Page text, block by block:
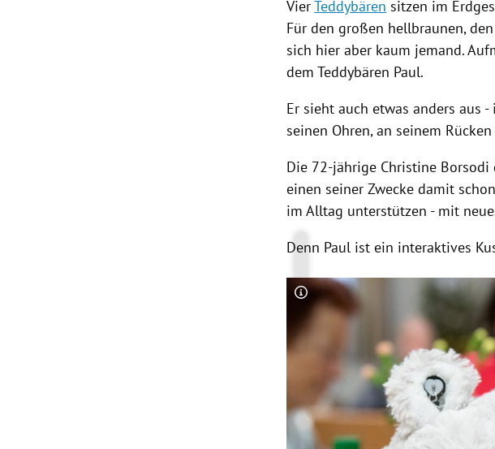
VierTeddybären sitzen im
Für den großen hellbraunen,
sich hier aber kaum jemand.
demTeddybären Paul.
Er sieht auch etwas anders aus
seinen Ohren, an seinem
Die 72-jährige Christine
einen seiner Zwecke damit
im Alltag unterstützen - mit
Denn Paul ist ein interaktives
Copyright-Hinweis öffnen/